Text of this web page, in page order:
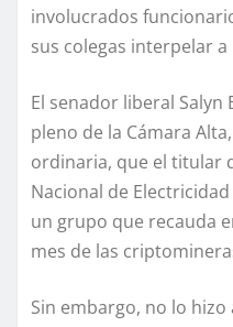
involucrados
sus colegas interpelar a
El senador liberal
pleno de la Cámara
ordinaria, que el titular
Nacional de Electricidad
un grupo que recauda
mes de las
Sin embargo, no lo